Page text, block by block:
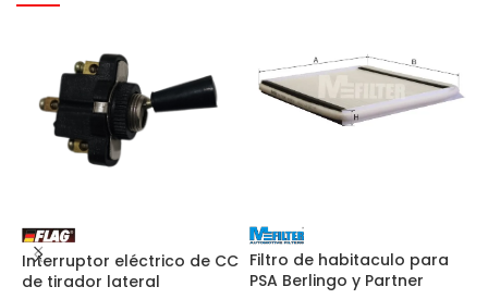
Interruptor eléctrico de CC
de tirador lateral
Filtro de habitaculo para
PSA Berlingo y Partner